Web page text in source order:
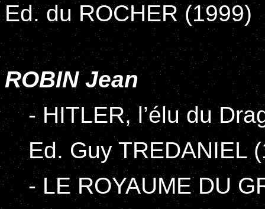
Ed. du ROCHER (1999)
ROBIN Jean
- HITLER, l’élu du
Ed. Guy TREDANIEL
- LE ROYAUME DU